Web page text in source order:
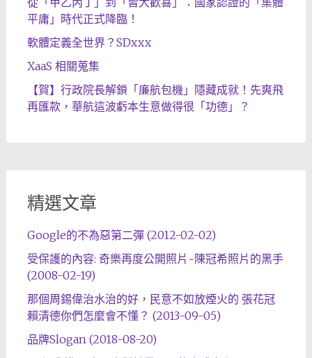
平庸」時代正式降臨！
軟體定義全世界？SDxxx
XaaS 相關蒐集
【賀】行政院長解鎖「廉航包機」隱藏成就！先爽飛
再匯款，華航這波虧本生意做得很「功德」？
精選文章
Google的不為惡第二彈 (2012-02-02)
受保護的內容: 奇樂再度公開照片~陳冠希照片的黑手
(2008-02-19)
那個周錫偉治水治的好，民意不如放煙火的 張花冠
賴清德你們怎麼會不懂？ (2013-09-05)
品牌Slogan (2018-08-20)